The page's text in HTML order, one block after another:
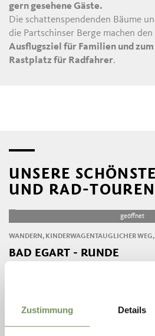
Zustimmung Details
gern gesehene Gäste.
Die schattenspendenden Bäume
die Partschinser Berge machen
Ausflugsziel für Familien und
Rastplatz für Radfahrer.
UNSERE
UND RAD-TOUREN
geöffnet
WANDERN, KINDERWAGENTAUGLICHER
BAD EGART - RUNDE
Rundwanderung zum historischen Bad
Tirols, mit Museum und Freilichtbereich.
MEHR LESEN